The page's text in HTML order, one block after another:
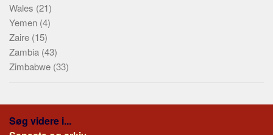
Wales (21)
Yemen (4)
Zaire (15)
Zambia (43)
Zimbabwe (33)
Søg videre i...